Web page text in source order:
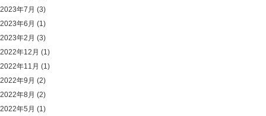
2023年7月 (3)
2023年6月 (1)
2023年2月 (3)
2022年12月 (1)
2022年11月 (1)
2022年9月 (2)
2022年8月 (2)
2022年5月 (1)